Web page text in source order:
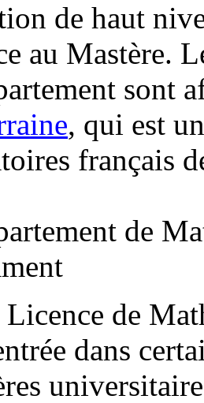
de haut
au Mastère.
sont
, qui est
français
de
Licence de
dans